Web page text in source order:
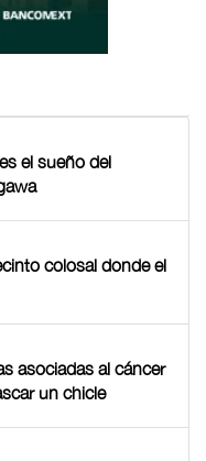
el sueño del
colosal donde el
asociadas al cáncer
un chicle